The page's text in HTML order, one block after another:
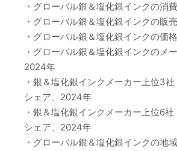
・グローバル銀＆塩化銀インクの消
・グローバル銀＆塩化銀インクの販
・グローバル銀＆塩化銀インクの価
・グローバル銀＆塩化銀インクのメ
2024年
・銀＆塩化銀インクメーカー上位3
シェア、2024年
・銀＆塩化銀インクメーカー上位6
シェア、2024年
・グローバル銀＆塩化銀インクの地